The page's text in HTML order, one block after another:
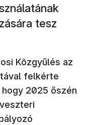
tesz
Közgyűlés az
felkérte
2025 őszén